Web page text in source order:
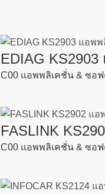
EDIAG
C00 แอพพลิเคชั่น & ซอฟ
FASLINK
C00 แอพพลิเคชั่น & ซอฟ